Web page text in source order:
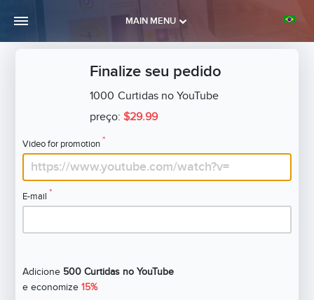
MAIN MENU
Finalize seu pedido
1000 Curtidas no YouTube
preço:$29.99
Video for promotion *
E-mail *
Adicione 500 Curtidas no YouTube
e economize15%